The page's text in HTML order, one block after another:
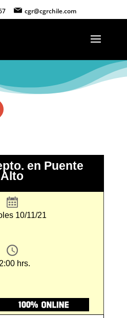
cgr@cgrchile.com
en Puente
Alto
10/11/21
hrs.